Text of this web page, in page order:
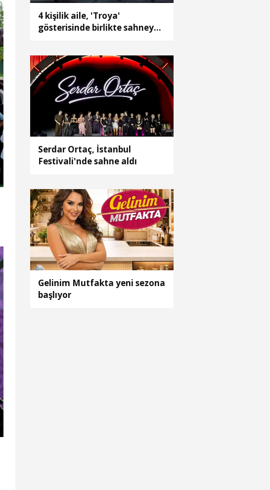
4 kişilik aile, 'Troya'
gösterisinde birlikte sahneye
Serdar Ortaç, İstanbul
Festivali'nde sahne aldı
Gelinim Mutfakta yeni sezona
başlıyor